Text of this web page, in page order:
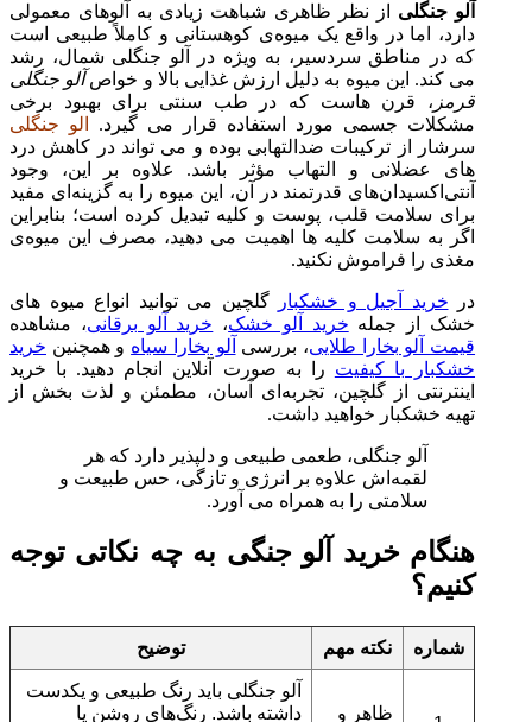
آلو جنگلی از نظر ظاهری شباهت زیادی به آلوهای معمولی
دارد، اما در واقع یک میوه‌ی کوهستانی و کاملاً طبیعی است
که در مناطق سردسیر، به‌ ویژه در آلو جنگلی شمال، رشد
می‌ کند. این میوه به دلیل ارزش غذایی بالا و خواصآلو جنگلی
قرمز ، قرن‌ هاست که در طب سنتی برای بهبود برخی
مشکلات جسمی مورد استفاده قرار می‌ گیرد.
الو جنگلی
سرشار از ترکیبات ضدالتهابی بوده و می‌ تواند در کاهش درد
های عضلانی و التهاب مؤثر باشد. علاوه بر این، وجود
آنتی‌اکسیدان‌های قدرتمند در آن، این میوه را به گزینه‌ای مفید
برای سلامت قلب، پوست و کلیه تبدیل کرده است؛ بنابراین
اگر به سلامت کلیه‌ ها اهمیت می‌ دهید، مصرف این میوه‌ی
مغذی را فراموش نکنید.
در خرید آجیل و خشکبار
گلچین می‌ توانید انواع میوه‌ های
خشک از جمله خرید آلو خشک، خرید آلو برقانی، مشاهده
قیمت آلو بخارا طلایی، بررسی آلو بخارا سیاه و همچنین خرید
خشکبار با کیفیت را به‌ صورت آنلاین انجام دهید. با خرید
اینترنتی از گلچین، تجربه‌ای آسان، مطمئن و لذت‌ بخش از
تهیه خشکبار خواهید داشت.
آلو جنگلی، طعمی طبیعی و دلپذیر دارد که هر
لقمه‌اش علاوه بر انرژی و تازگی، حس طبیعت و
سلامتی را به همراه می‌ آورد.
هنگام خرید آلو جنگی به چه نکاتی توجه
کنیم؟
شماره نکته مهم توضیح
ظاهر و
آلو جنگلی باید رنگ طبیعی و یکدست
داشته باشد. رنگ‌های روشن یا